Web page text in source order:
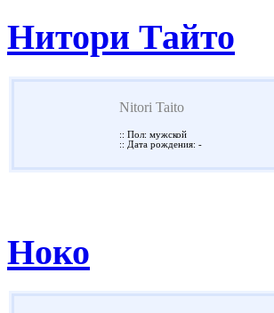
Нитори Тайто
Nitori Taito
:: Пол: мужской
:: Дата рождения: -
Ноко